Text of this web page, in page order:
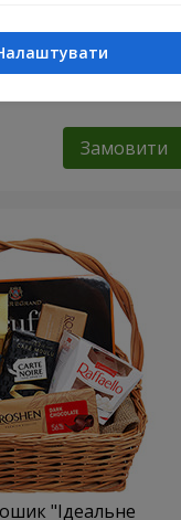
"Дитяче свято!"
Замовити
"Ідеальне